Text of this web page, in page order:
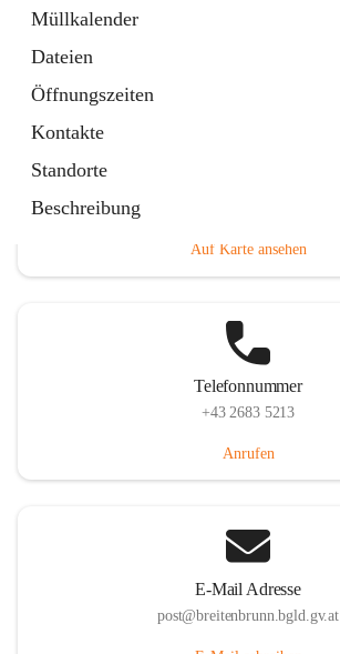
Müllkalender
Dateien
Öffnungszeiten
Kontakte
Standorte
Beschreibung
Auf Karte ansehen
Telefonnummer
+43 2683 5213
Anrufen
E-Mail Adresse
post@breitenbrunn.bgld.gv.at